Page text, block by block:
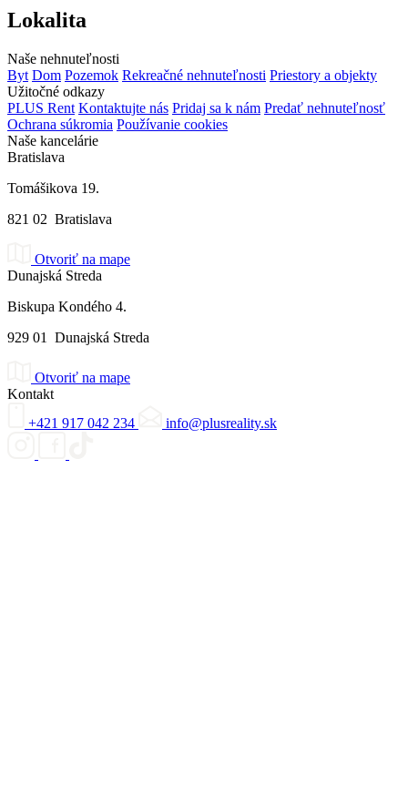
Lokalita
Naše nehnuteľnosti
Byt Dom Pozemok Rekreačné nehnuteľnosti Priestory a objekty
Užitočné odkazy
PLUS Rent Kontaktujte nás Pridaj sa k nám Predať nehnuteľnosť
Ochrana súkromia Používanie cookies
Naše kancelárie
Bratislava
Tomášikova 19.
821 02 Bratislava
Otvoriť na mape
Dunajská Streda
Biskupa Kondého 4.
929 01 Dunajská Streda
Otvoriť na mape
Kontakt
+421 917 042 234
info@plusreality.sk